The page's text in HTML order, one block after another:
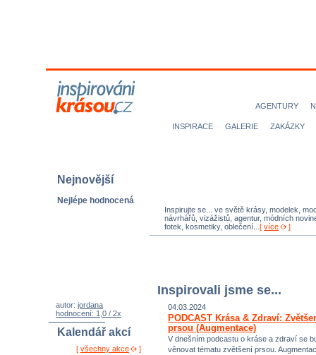
AGENTURY
INSPIRACE GALERIE ZAKÁZKY
Nejnovější
Nejlépe hodnocená
autor: jordana
hodnocení: 1,0 / 2x
Kalendář akcí
[ všechny akce ]
Inspirujte se... ve světě krásy, modelek,
návrhářů, vizážistů, agentur, módních
fotek, kosmetiky, oblečení... [ více ]
Inspirovali jsme se...
04.03.2024
PODCAST Krása & Zdraví:
prsou (Augmentace)
V dnešním podcastu o kráse a zdraví se
věnovat tématu zvětšení prsou.